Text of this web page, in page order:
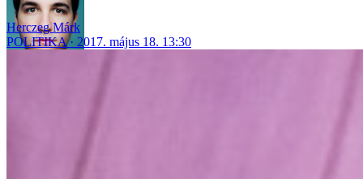
Herczeg Márk
POLITIKA
2017. május 18. 13:30